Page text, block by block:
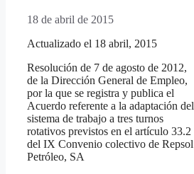
18 de abril de 2015
Actualizado el 18 abril, 2015
Resolución de 7 de agosto de 2012,
de la Dirección General de Empleo,
por la que se registra y publica el
Acuerdo referente a la adaptación del
sistema de trabajo a tres turnos
rotativos previstos en el artículo 33.2
del IX Convenio colectivo de Repsol
Petróleo, SA